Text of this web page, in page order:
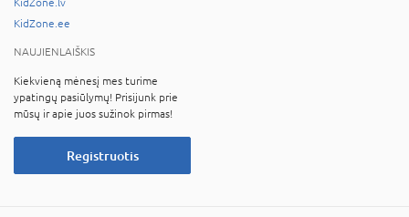
KidZone.lv
KidZone.ee
NAUJIENLAIŠKIS
Kiekvieną mėnesį mes turime
ypatingų pasiūlymų! Prisijunk prie
mūsų ir apie juos sužinok pirmas!
Registruotis